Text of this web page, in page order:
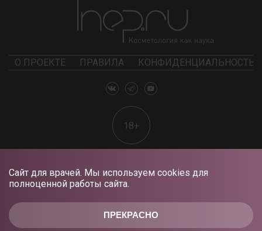
ПРЕКРАСНО
Сайт для врачей. Мы используем cookies для
полноценной работы сайта.
О ПРОЕКТЕ ПРАВИЛА КОНФИДЕНЦИАЛЬНОСТЬ
18+